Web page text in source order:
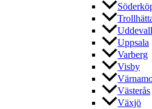
Uppsala
Varberg
Visby
Västerås
Växjö